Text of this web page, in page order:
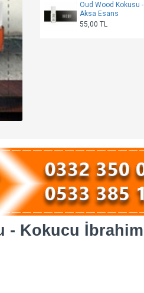
Oud Wood Kokusu -
Aksa Esans
55,00 TL
- Kokucu İbrahim